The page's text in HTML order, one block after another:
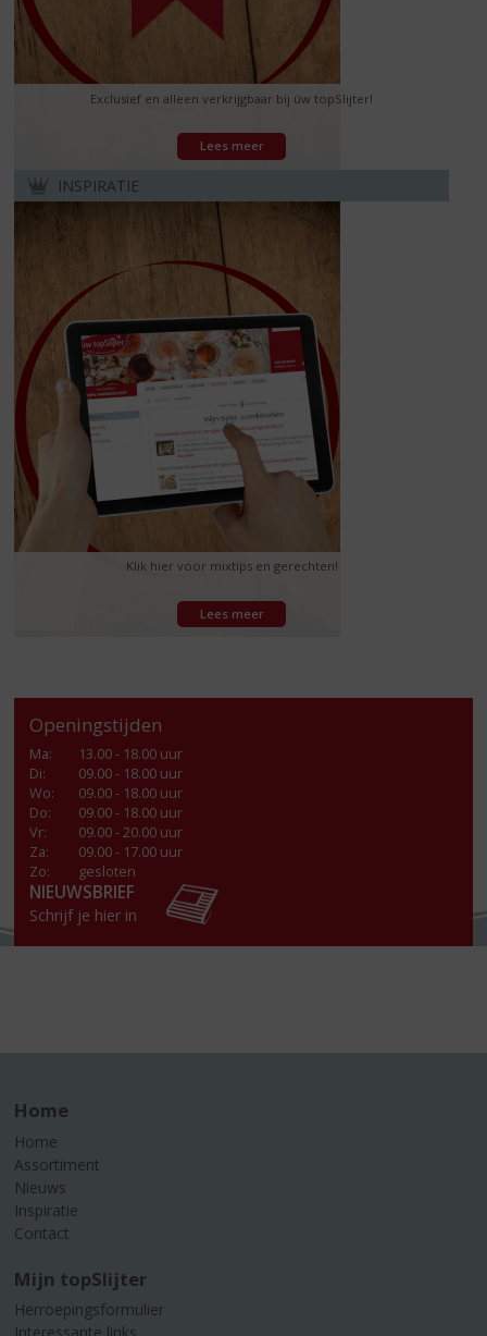
Exclusief en alleen verkrijgbaar bij úw topSlijter!
Lees meer
INSPIRATIE
Klik hier voor mixtips en gerechten!
Lees meer
Openingstijden
Ma:
13.00 - 18.00 uur
Di:
09.00 - 18.00 uur
Wo:
09.00 - 18.00 uur
Do:
09.00 - 18.00 uur
Vr:
09.00 - 20.00 uur
Za:
09.00 - 17.00 uur
Zo:
gesloten
NIEUWSBRIEF
Schrijf je hier in
Home
Home
Assortiment
Nieuws
Inspiratie
Contact
Mijn topSlijter
Herroepingsformulier